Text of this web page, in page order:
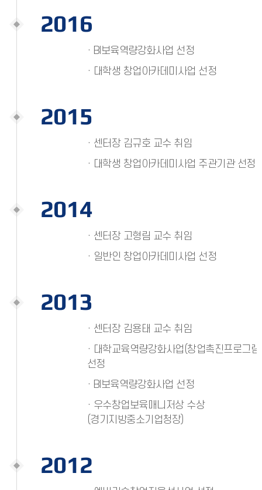
2016
· BI보육역량강화사업 선정
· 대학생 창업아카데미사업 선정
2015
· 센터장 김규호 교수 취임
· 대학생 창업아카데미사업 주관기관 선정
2014
· 센터장 고형림 교수 취임
· 일반인 창업아카데미사업 선정
2013
· 센터장 김용태 교수 취임
· 대학교육역량강화사업(창업촉진프로그램
선정
· BI보육역량강화사업 선정
· 우수창업보육매니저상 수상
(경기지방중소기업청장)
2012